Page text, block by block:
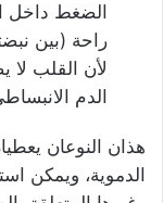
الضغط داخل
راحة (بين
لأن القلب
الدم الانبساطي يتراوح
هذان النوعان
الدموية، ويمكن